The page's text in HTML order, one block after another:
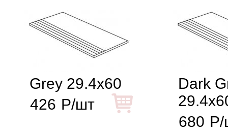
Grey 29.4x60
426 Р/шт
Dark
680 Р/